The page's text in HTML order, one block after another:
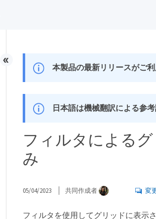
本製品の最新リリースがご利
日本語は機械翻訳による参
フィルタによる
み
05/04/2023 共同作成者 変
フィルタを使用してグリッドに表示